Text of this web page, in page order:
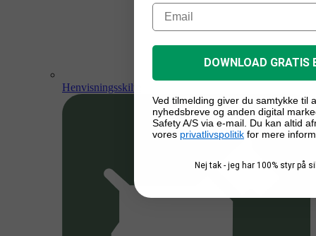
Henvisningsskilte
DOWNLOAD GRATIS
Ved tilmelding giver du samtykke til
nyhedsbreve og anden digital
Safety A/S via e-mail. Du kan altid
vores privatlivspolitik for mere
Nej tak - jeg har 100% styr på